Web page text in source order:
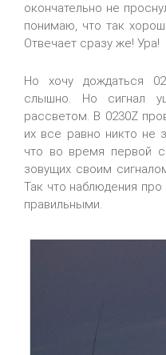
окончательно не
понимаю, что так
Отвечает сразу же! Ура!
Но хочу дождаться
слышно. Но сигнал
рассветом. В 0230Z
их все равно никто не
что во время первой
зовущих своим
Так что наблюдения про
правильными.